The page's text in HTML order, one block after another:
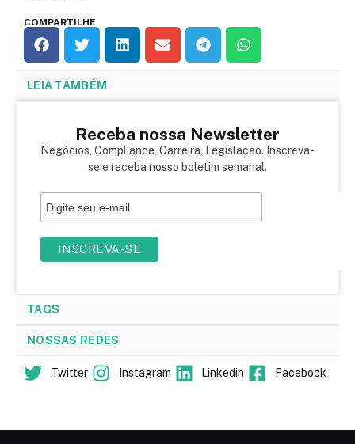
COMPARTILHE
LEIA TAMBÉM
Receba nossa Newsletter
Negócios, Compliance, Carreira, Legislação. Inscreva-
se e receba nosso boletim semanal.
TAGS
NOSSAS REDES
Twitter Instagram Linkedin Facebook